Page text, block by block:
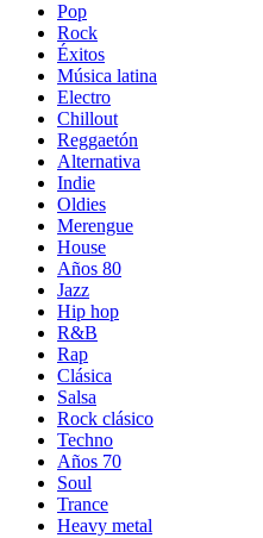
Pop
Rock
Éxitos
Música latina
Electro
Chillout
Reggaetón
Alternativa
Indie
Oldies
Merengue
House
Años 80
Jazz
Hip hop
R&B
Rap
Clásica
Salsa
Rock clásico
Techno
Años 70
Soul
Trance
Heavy metal